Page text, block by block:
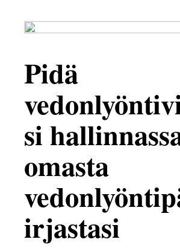
Pidä
si
omasta
irjastasi